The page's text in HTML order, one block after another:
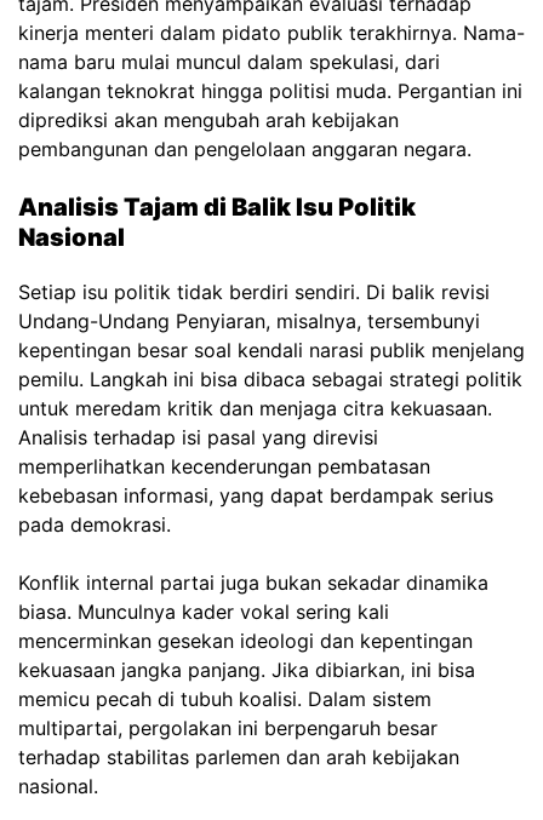
kinerja menteri dalam pidato publik terakhirnya. Nama-
nama baru mulai muncul dalam spekulasi, dari
kalangan teknokrat hingga politisi muda. Pergantian ini
diprediksi akan mengubah arah kebijakan
pembangunan dan pengelolaan anggaran negara.
Analisis Tajam di Balik Isu Politik
Nasional
Setiap isu politik tidak berdiri sendiri. Di balik revisi
Undang-Undang Penyiaran, misalnya, tersembunyi
kepentingan besar soal kendali narasi publik menjelang
pemilu. Langkah ini bisa dibaca sebagai strategi politik
untuk meredam kritik dan menjaga citra kekuasaan.
Analisis terhadap isi pasal yang direvisi
memperlihatkan kecenderungan pembatasan
kebebasan informasi, yang dapat berdampak serius
pada demokrasi.
Konflik internal partai juga bukan sekadar dinamika
biasa. Munculnya kader vokal sering kali
mencerminkan gesekan ideologi dan kepentingan
kekuasaan jangka panjang. Jika dibiarkan, ini bisa
memicu pecah di tubuh koalisi. Dalam sistem
multipartai, pergolakan ini berpengaruh besar
terhadap stabilitas parlemen dan arah kebijakan
nasional.